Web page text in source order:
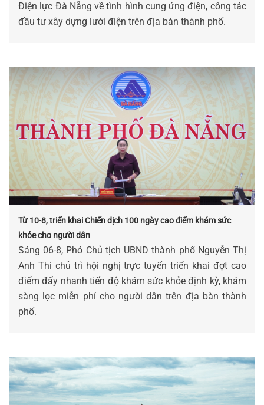
Điện lực Đà Nẵng về tình hình cung ứng điện, công tác
đầu tư xây dựng lưới điện trên địa bàn thành phố.
Từ 10-8, triển khai Chiến dịch 100 ngày cao điểm khám sức
khỏe cho người dân
Sáng 06-8, Phó Chủ tịch UBND thành phố Nguyễn Thị
Anh Thi chủ trì hội nghị trực tuyến triển khai đợt cao
điểm đẩy nhanh tiến độ khám sức khỏe định kỳ, khám
sàng lọc miễn phí cho người dân trên địa bàn thành
phố.